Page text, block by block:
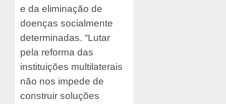
e da eliminação de
doenças socialmente
determinadas. “Lutar
pela reforma das
instituições multilaterais
não nos impede de
construir soluções